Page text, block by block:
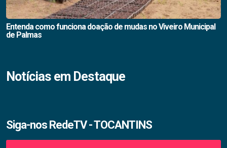
Entenda como funciona doação de mudas no Viveiro Municipal
de Palmas
Notícias em Destaque
Siga-nos RedeTV - TOCANTINS